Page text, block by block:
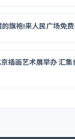
的旗袍!来人民广场免
京插画艺术展举办 汇